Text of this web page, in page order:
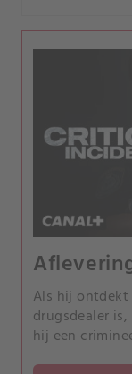
Als hij
drugsdealer
hij een